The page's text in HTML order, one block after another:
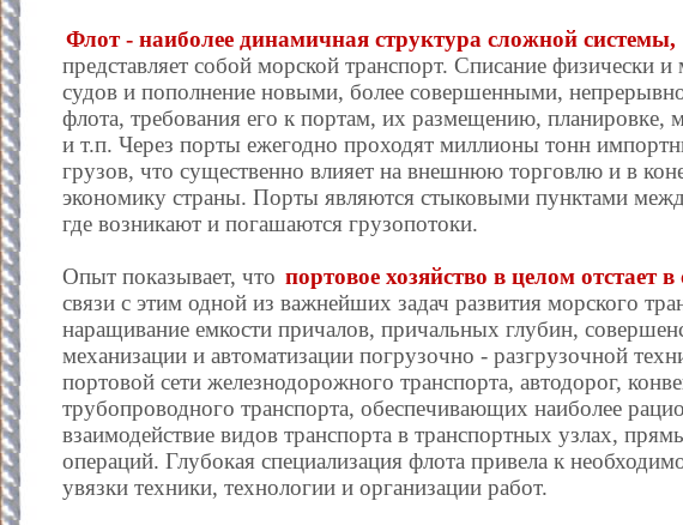
Флот - наиболее динамичная структура сложной системы,
представляет собой морской транспорт. Списание физически
судов и пополнение новыми, более совершенными,
флота, требования его к портам, их размещению, планировке,
и т.п. Через порты ежегодно проходят миллионы тонн
грузов, что существенно влияет на внешнюю торговлю и в
экономику страны. Порты являются стыковыми пунктами
где возникают и погашаются грузопотоки.
Опыт показывает, что портовое хозяйство в целом отстает
связи с этим одной из важнейших задач развития морского
наращивание емкости причалов, причальных глубин,
механизации и автоматизации погрузочно - разгрузочной
портовой сети железнодорожного транспорта, автодорог,
трубопроводного транспорта, обеспечивающих наиболее
взаимодействие видов транспорта в транспортных узлах,
операций. Глубокая специализация флота привела к
увязки техники, технологии и организации работ.